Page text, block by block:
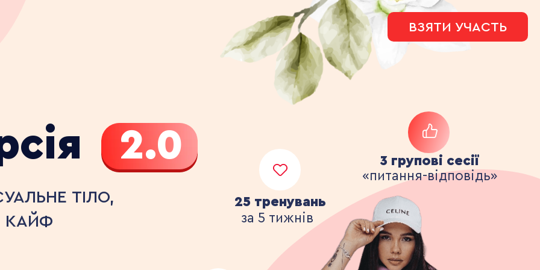
3 групові сесії
«питання-відповідь»
25 тренувань
за 5 тижнів
2.0
ТІЛО,
КАЙФ
ВЗЯТИ УЧАСТЬ